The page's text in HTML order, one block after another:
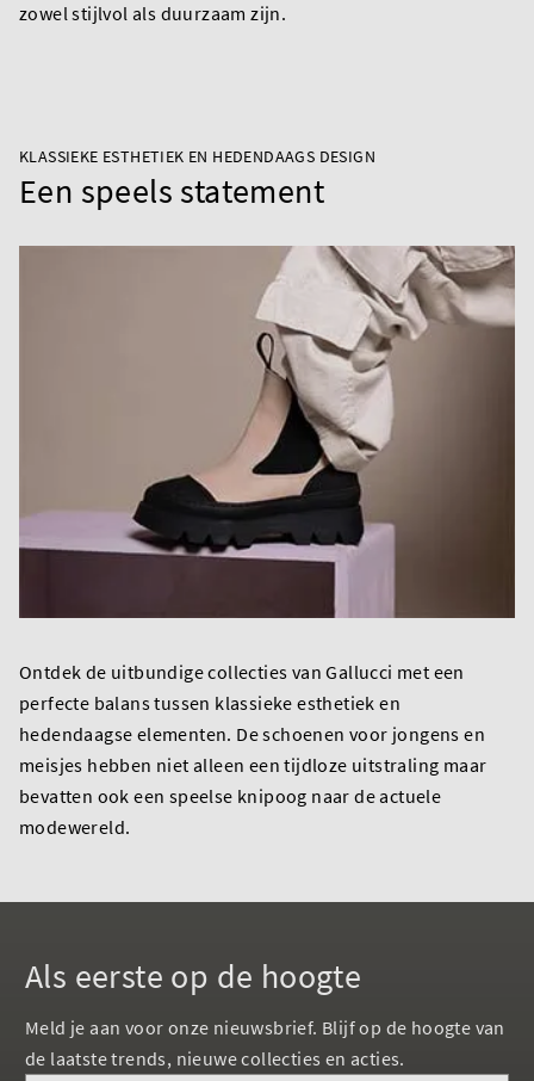
zowel stijlvol als duurzaam zijn.
KLASSIEKE ESTHETIEK EN HEDENDAAGS DESIGN
Een speels statement
Ontdek de uitbundige collecties van Gallucci met een
perfecte balans tussen klassieke esthetiek en
hedendaagse elementen. De schoenen voor jongens en
meisjes hebben niet alleen een tijdloze uitstraling maar
bevatten ook een speelse knipoog naar de actuele
modewereld.
Als eerste op de hoogte
Meld je aan voor onze nieuwsbrief. Blijf op de hoogte van
de laatste trends, nieuwe collecties en acties.